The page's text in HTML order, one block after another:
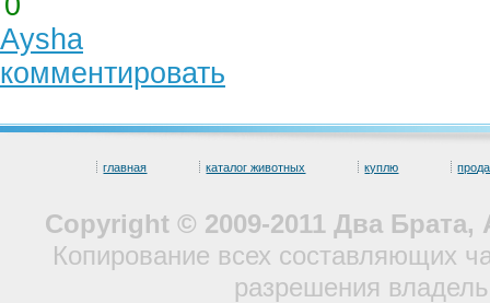
Aysha
комментировать
главная каталог животных куплю
Copyright © 2009-2011 Два
Копирование всех составляющих
разрешения